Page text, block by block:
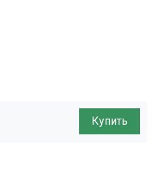
Купить